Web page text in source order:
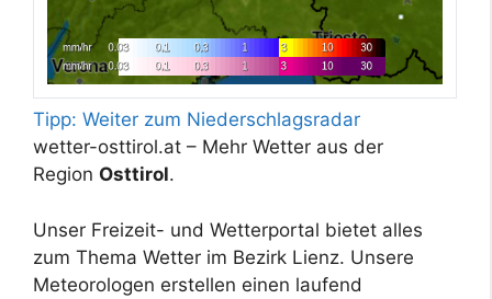
Tipp: Weiter zum Niederschlagsradar
wetter-osttirol.at – Mehr Wetter aus der
Region Osttirol.
Unser Freizeit- und Wetterportal bietet alles
zum Thema Wetter im Bezirk Lienz. Unsere
Meteorologen erstellen einen laufend